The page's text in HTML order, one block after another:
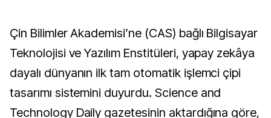
Çin Bilimler Akademisi’ne (CAS) bağlı Bilgisayar
Teknolojisi ve Yazılım Enstitüleri, yapay zekâya
dayalı dünyanın ilk tam otomatik işlemci çipi
tasarımı sistemini duyurdu. Science and
Technology Daily gazetesinin aktardığına göre,